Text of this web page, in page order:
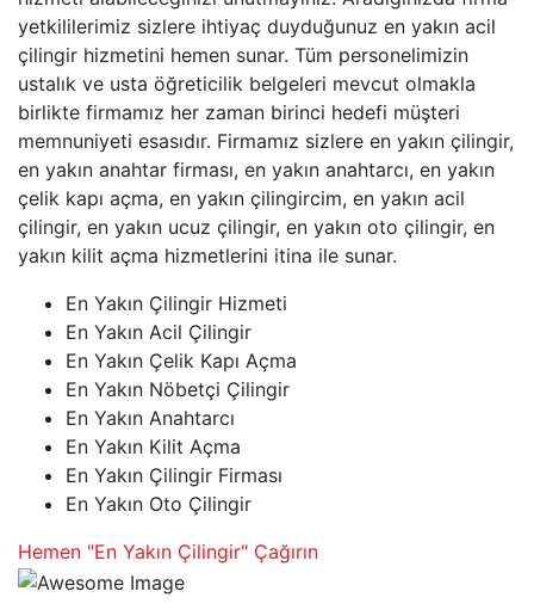
yetkililerimiz sizlere ihtiyaç duyduğunuz en yakın acil
çilingir hizmetini hemen sunar. Tüm personelimizin
ustalık ve usta öğreticilik belgeleri mevcut olmakla
birlikte firmamız her zaman birinci hedefi müşteri
memnuniyeti esasıdır. Firmamız sizlere en yakın çilingir,
en yakın anahtar firması, en yakın anahtarcı, en yakın
çelik kapı açma, en yakın çilingircim, en yakın acil
çilingir, en yakın ucuz çilingir, en yakın oto çilingir, en
yakın kilit açma hizmetlerini itina ile sunar.
En Yakın Çilingir Hizmeti
En Yakın Acil Çilingir
En Yakın Çelik Kapı Açma
En Yakın Nöbetçi Çilingir
En Yakın Anahtarcı
En Yakın Kilit Açma
En Yakın Çilingir Firması
En Yakın Oto Çilingir
Hemen "En Yakın Çilingir" Çağırın